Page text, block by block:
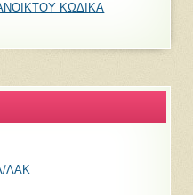
ΚΩΔΙΚΑ
ΛΑΚ